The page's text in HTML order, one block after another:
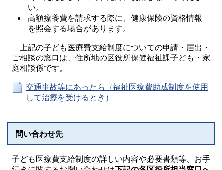
い。
高額療養費を請求する際に、健康保険の資格情報
を照会する場合があります。
上記の子ども医療費支給制度についての申請・届出・
ご相談の窓口は、住所地の区役所保健福祉課子ども・家
庭相談係です。
交通事故等にあったら（福祉医療費助成制度を使用
して治療を受けるとき）
問い合わせ先
子ども医療費支給制度の詳しい内容や必要書類等、お手